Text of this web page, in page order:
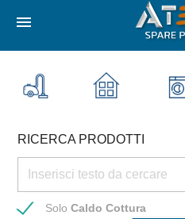
menu
RICERCA PRODOTTI
SoloCaldo Cottura